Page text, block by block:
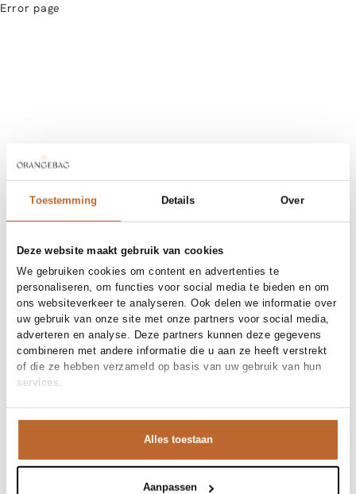
Toestemming Details Over
Deze website maakt gebruik van cookies
We gebruiken cookies om content en advertenties te
personaliseren, om functies voor social media te bieden en om
ons websiteverkeer te analyseren. Ook delen we informatie over
uw gebruik van onze site met onze partners voor social media,
adverteren en analyse. Deze partners kunnen deze gegevens
combineren met andere informatie die u aan ze heeft verstrekt
of die ze hebben verzameld op basis van uw gebruik van hun
services.
Alles toestaan
Aanpassen
Error page